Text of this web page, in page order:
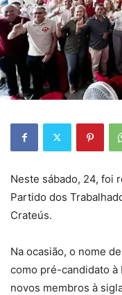
Neste sábado, 24, foi
Partido dos
Crateús.
Na ocasião, o nome
como pré-candidato
novos membros à